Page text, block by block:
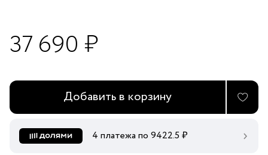
37 690 ₽
Добавить в корзину
4 платежа по 9422.5 ₽